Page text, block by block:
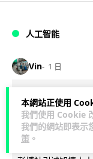
本網站正使用
我們使用 Cookie
我們的網站即表示
策 。
人工智能
Vin 1 日
據報中國憂
Anthropic
反制